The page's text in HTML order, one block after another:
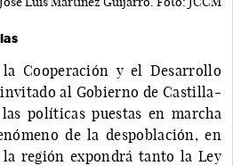
Cooperación y el Desarrollo
al Gobierno de Castilla-
políticas puestas en marcha
de la despoblación, en
región expondrá tanto la Ley